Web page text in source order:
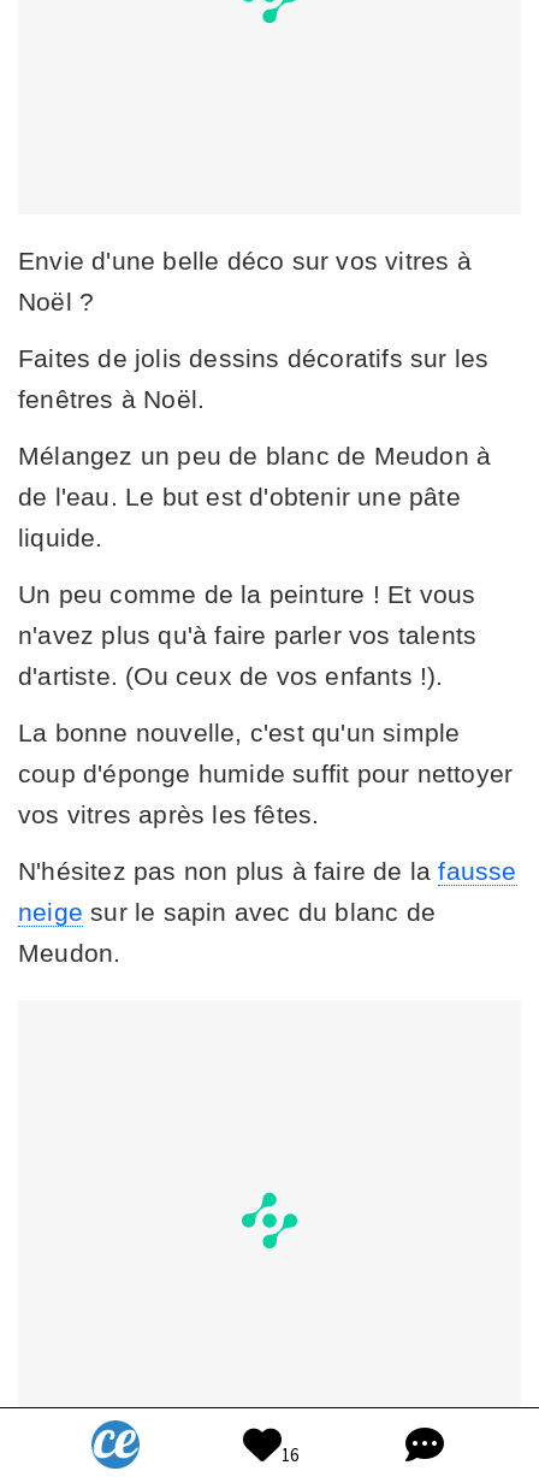
Envie d'une belle déco sur vos vitres à
Noël ?
Faites de jolis dessins décoratifs sur les
fenêtres à Noël.
Mélangez un peu de blanc de Meudon à
de l'eau. Le but est d'obtenir une pâte
liquide.
Un peu comme de la peinture ! Et vous
n'avez plus qu'à faire parler vos talents
d'artiste. (Ou ceux de vos enfants !).
La bonne nouvelle, c'est qu'un simple
coup d'éponge humide suffit pour nettoyer
vos vitres après les fêtes.
N'hésitez pas non plus à faire de lafausse
neige sur le sapin avec du blanc de
Meudon.
16